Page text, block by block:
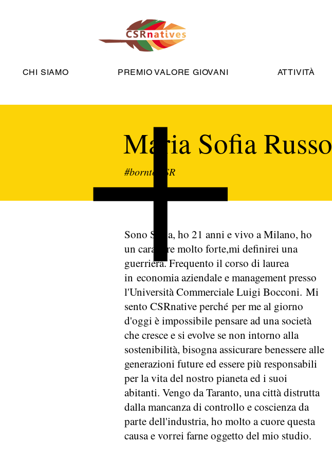
CHI SIAMO PREMIO VALORE GIOVANI ATTIVITÀ
Maria Sofia Russo
#borntoCSR
Sono Sofia, ho 21 anni e vivo a Milano, ho
un carattere molto forte,mi definirei una
guerriera. Frequento il corso di laurea
in economia aziendale e management presso
l'Università Commerciale Luigi Bocconi. Mi
sento CSRnative perché per me al giorno
d'oggi è impossibile pensare ad una società
che cresce e si evolve se non intorno alla
sostenibilità, bisogna assicurare benessere alle
generazioni future ed essere più responsabili
per la vita del nostro pianeta ed i suoi
abitanti. Vengo da Taranto, una città distrutta
dalla mancanza di controllo e coscienza da
parte dell'industria, ho molto a cuore questa
causa e vorrei farne oggetto del mio studio.